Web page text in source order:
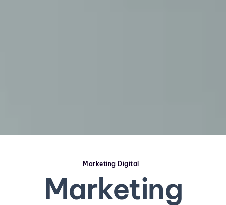
Marketing Digital
Marketing